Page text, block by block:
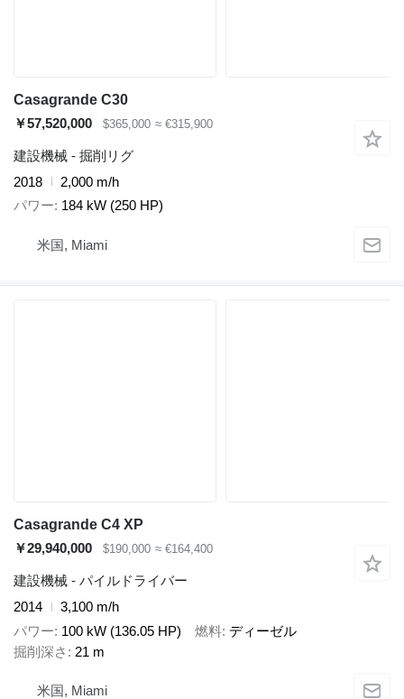
Casagrande C30
￥57,520,000
$365,000 ≈ €315,900
建設機械 - 掘削リグ
2018
2,000 m/h
パワー 184 kW (250 HP)
米国, Miami
Casagrande C4 XP
￥29,940,000
$190,000 ≈ €164,400
建設機械 - パイルドライバー
2014
3,100 m/h
パワー 100 kW (136.05 HP) 燃料 ディーゼル
掘削深さ
21 m
米国, Miami